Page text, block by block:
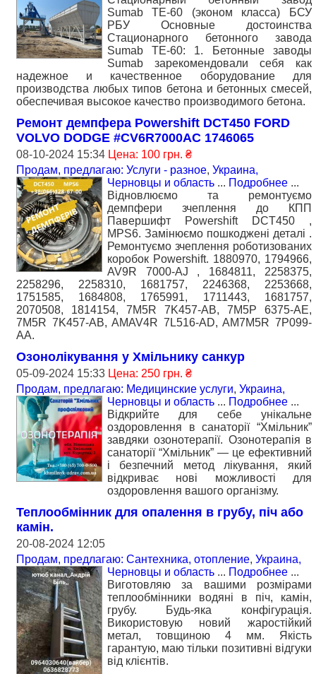
Sumab TE-60 (эконом класса) БСУ
РБУ Основные достоинства
Стационарного бетонного завода
Sumab TE-60: 1. Бетонные заводы
Sumab зарекомендовали себя как
надежное и качественное оборудование для
производства любых типов бетона и бетонных смесей,
обеспечивая высокое качество производимого бетона.
Ремонт демпфера Powershift DCT450 FORD
VOLVO DODGE #CV6R7000AC 1746065
08-10-2024 15:34 Цена: 100 грн. ₴
Продам, предлагаю: Услуги - разное, Украина,
Черновцы и область ... Подробнее ...
Відновлюємо та ремонтуємо
демпфери зчеплення до КПП
Павершифт Powershift DCT450 ,
MPS6. Замінюємо пошкоджені деталі .
Ремонтуємо зчеплення роботизованих
коробок Powershift. 1880970, 1794966,
AV9R 7000-AJ , 1684811, 2258375,
2258296, 2258310, 1681757, 2246368, 2253668,
1751585, 1684808, 1765991, 1711443, 1681757,
2070508, 1814154, 7M5R 7K457-AB, 7M5P 6375-AE,
7M5R 7K457-AB, AMAV4R 7L516-AD, AM7M5R 7P099-
AA.
Озонолікування у Хмільнику санкур
05-09-2024 15:33 Цена: 250 грн. ₴
Продам, предлагаю: Медицинские услуги, Украина,
Черновцы и область ... Подробнее ...
Відкрийте для себе унікальне
оздоровлення в санаторії “Хмільник”
завдяки озонотерапії. Озонотерапія в
санаторії “Хмільник” — це ефективний
і безпечний метод лікування, який
відкриває нові можливості для
оздоровлення вашого організму.
Теплообмінник для опалення в грубу, піч або
камін.
20-08-2024 12:05
Продам, предлагаю: Сантехника, отопление, Украина,
Черновцы и область ... Подробнее ...
Виготовляю за вашими розмірами
теплообмінники водяні в піч, камін,
грубу. Будь-яка конфігурація.
Використовую новий жаростійкий
метал, товщиною 4 мм. Якість
гарантую, маю тільки позитивні відгуки
від клієнтів.